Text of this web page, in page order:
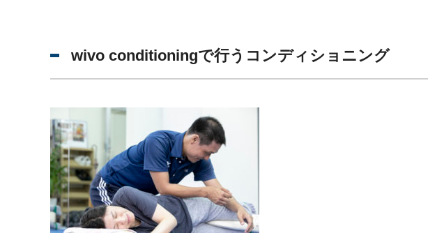
wivo conditioningで行うコンディショニング